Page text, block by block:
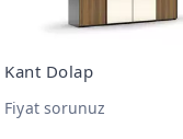
Kant Dolap
Fiyat sorunuz